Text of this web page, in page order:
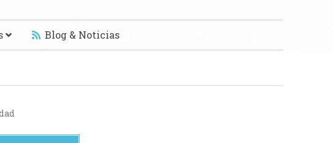
Blog & Noticias